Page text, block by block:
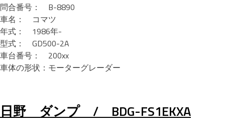
問合番号： B-8890
車名： コマツ
年式： 1986年-
型式： GD500-2A
車台番号： 200xx
車体の形状：モーターグレーダー
日野 ダンプ / BDG-FS1EKXA